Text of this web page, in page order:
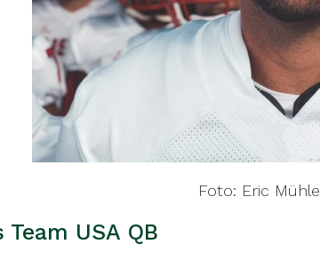
stranger to the hardcore fans of the
the USA Eagles in last year’s All-Star
game. Still, his name was
sports director Björn Werner is said
were also considering signing him.
he was active for four games with
Foto: Eric Mühle
USA QB